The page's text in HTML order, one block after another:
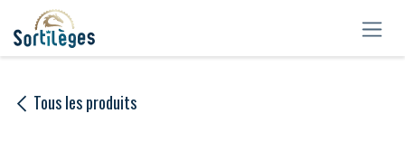
Se rendre au contenu
Tous les produits